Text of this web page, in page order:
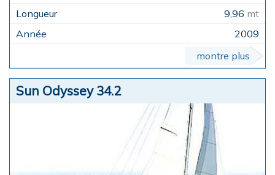
9,96 mt
2009
montre plus
Sun Odyssey 34.2